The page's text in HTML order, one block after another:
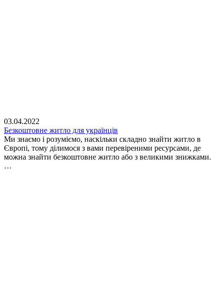
03.04.2022
Безкоштовне житло для українців
Ми знаємо і розуміємо, наскільки складно знайти житло в
Європі, тому ділимося з вами перевіреними ресурсами, де
можна знайти безкоштовне житло або з великими знижками.
…